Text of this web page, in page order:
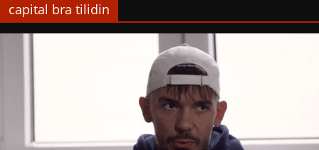
capital bra tilidin